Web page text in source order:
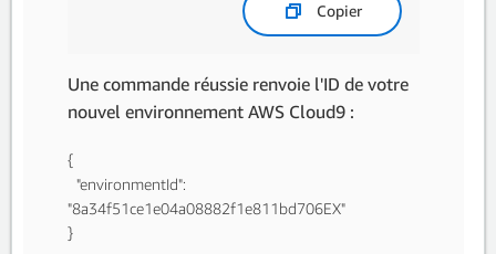
Copier
Une commande réussie renvoie l'ID de votre
nouvel environnement AWS Cloud9 :
{
"environmentId":
"8a34f51ce1e04a08882f1e811bd706EX"
}